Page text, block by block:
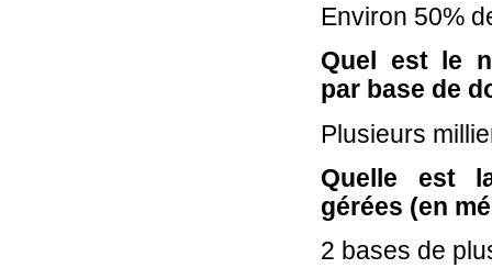
Environ 50%
Quel est le
par base de
Plusieurs
Quelle est
gérées (en
2 bases de